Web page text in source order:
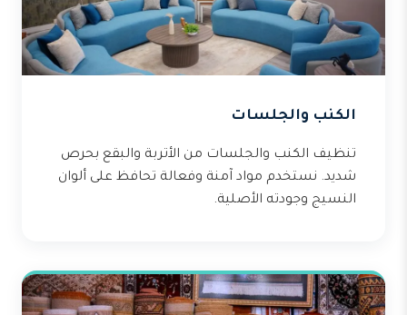
الكنب والجلسات
تنظيف الكنب والجلسات من الأتربة والبقع بحرص
شديد. نستخدم مواد آمنة وفعالة تحافظ على ألوان
النسيج وجودته الأصلية.